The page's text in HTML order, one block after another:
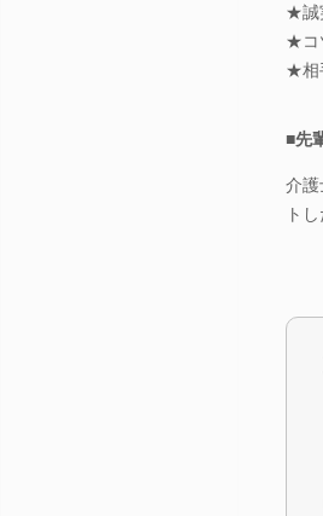
★誠
★コ
★相
■先
介護
ト